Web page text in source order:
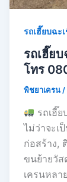
รถเฮี๊ยบฉะ
รถเฮี๊ย
โทร
พิชยาเครน /
รถเฮี๊
ไม่ว่าจะเ
ก่อสร้าง,
ขนย้ายวั
เครนหลา